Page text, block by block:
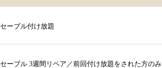
セーブル付け放題
セーブル 3週間リペア／前回付け放題をされた方のみ